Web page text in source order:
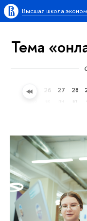
Высшая школа
Тема
25 26 27 28
вт